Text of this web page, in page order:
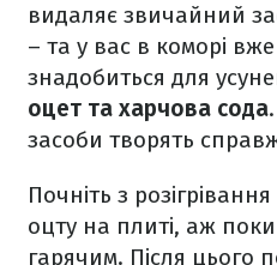
видаляє звичайний
– та у вас в коморі
знадобиться для
оцет та харчова сода
засоби творять
Почніть з
оцту на плиті, аж
гарячим. Після цього